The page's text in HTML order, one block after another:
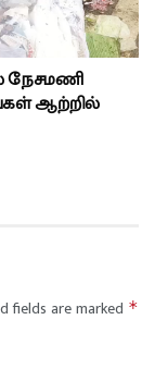
நேசமணி
ஆற்றில்
fields are marked *